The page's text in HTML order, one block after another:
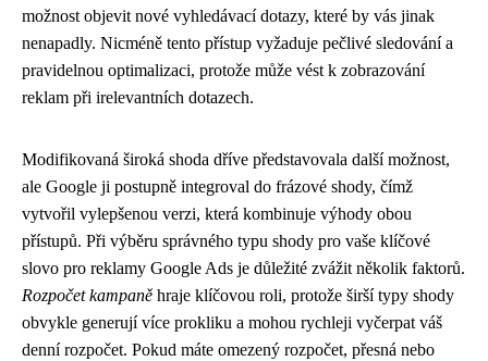
možnost objevit nové vyhledávací dotazy, které by vás jinak
nenapadly. Nicméně tento přístup vyžaduje pečlivé sledování a
pravidelnou optimalizaci, protože může vést k zobrazování
reklam při irelevantních dotazech.
Modifikovaná široká shoda dříve představovala další možnost,
ale Google ji postupně integroval do frázové shody, čímž
vytvořil vylepšenou verzi, která kombinuje výhody obou
přístupů. Při výběru správného typu shody pro vaše klíčové
slovo pro reklamy Google Ads je důležité zvážit několik faktorů.
Rozpočet kampaně hraje klíčovou roli, protože širší typy shody
obvykle generují více prokliku a mohou rychleji vyčerpat váš
denní rozpočet. Pokud máte omezený rozpočet, přesná nebo